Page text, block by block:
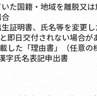
籍・地域を離脱又は
書、氏名等を変更し
日交付されない場合が
「理由書」（任意の
字氏名表記申出書